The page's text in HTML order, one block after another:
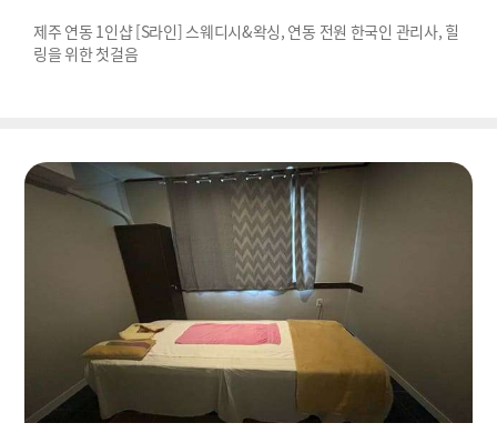
제주 연동 1인샵 [S라인] 스웨디시&왁싱, 연동 전원 한국인 관리사, 힐
링을 위한 첫걸음